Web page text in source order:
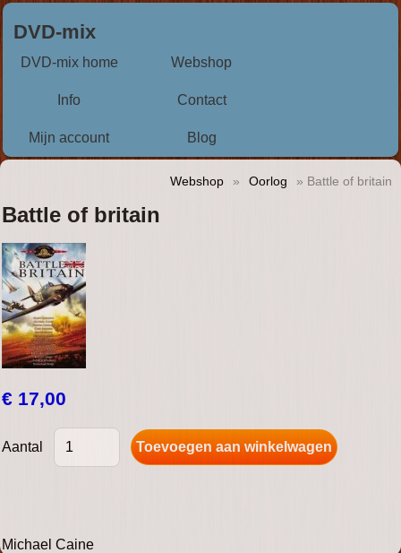
DVD-mix
DVD-mix home Webshop
Info Contact
Mijn account Blog
Webshop » Oorlog » Battle of britain
Battle of britain
€ 17,00
Aantal
Michael Caine